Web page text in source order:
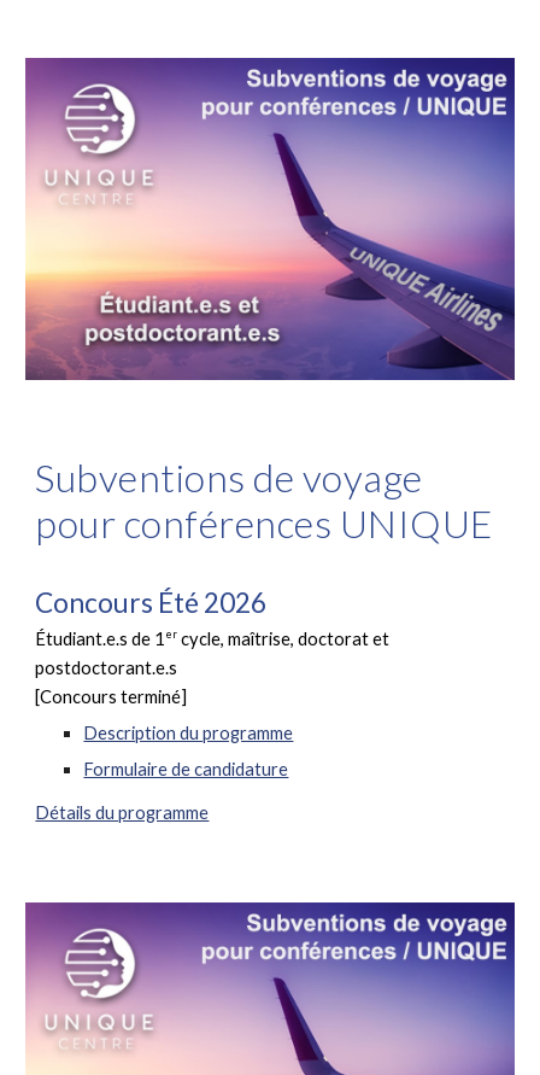
Subventions de voyage
pour conférences UNIQUE
Concours Été 2026
Étudiant.e.s de 1 er cycle, maîtrise, doctorat et
postdoctorant.e.s
[Concours terminé]
Description du programme
Formulaire de candidature
Détails du programme